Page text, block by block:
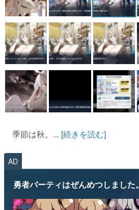
季節は秋。... [続きを読む]
AD
勇者パーティはぜんめつしました。